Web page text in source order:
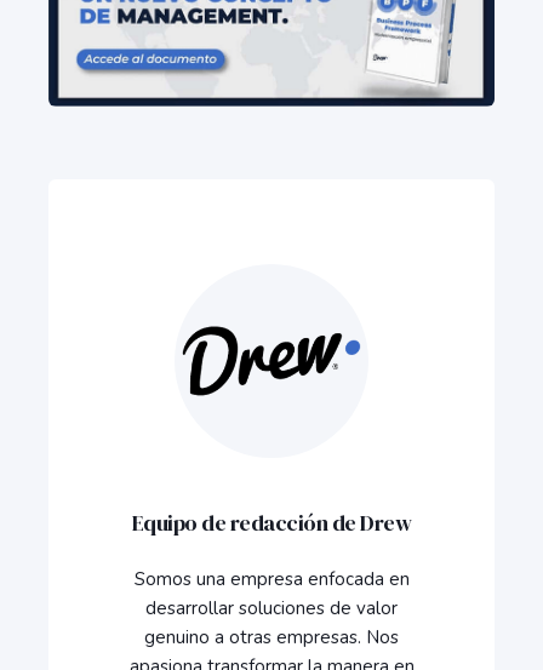
Equipo de redacción de Drew
Somos una empresa enfocada en
desarrollar soluciones de valor
genuino a otras empresas. Nos